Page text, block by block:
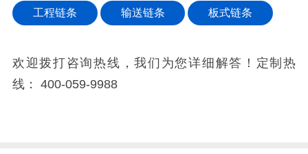
工程链条 输送链条 板式链条
欢迎拨打咨询热线，我们为您详细解答！定制热
线： 400-059-9988